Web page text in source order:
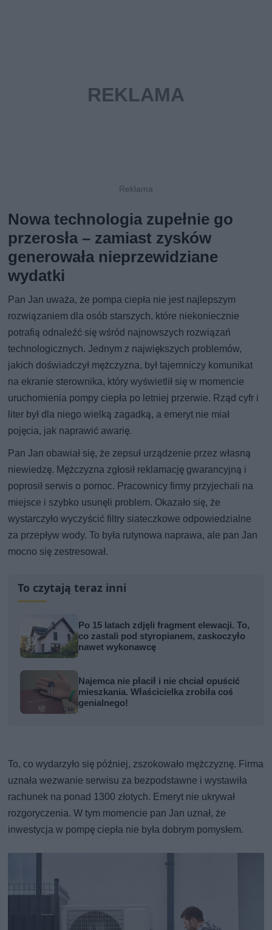
Nowa technologia zupełnie go
przerosła – zamiast zysków
generowała nieprzewidziane
wydatki
Pan Jan uważa, że pompa ciepła nie jest najlepszym
rozwiązaniem dla osób starszych, które niekoniecznie
potrafią odnaleźć się wśród najnowszych rozwiązań
technologicznych. Jednym z największych problemów,
jakich doświadczył mężczyzna, był tajemniczy komunikat
na ekranie sterownika, który wyświetlił się w momencie
uruchomienia pompy ciepła po letniej przerwie. Rząd cyfr i
liter był dla niego wielką zagadką, a emeryt nie miał
pojęcia, jak naprawić awarię.
Pan Jan obawiał się, że zepsuł urządzenie przez własną
niewiedzę. Mężczyzna zgłosił reklamację gwarancyjną i
poprosił serwis o pomoc. Pracownicy firmy przyjechali na
miejsce i szybko usunęli problem. Okazało się, że
wystarczyło wyczyścić filtry siateczkowe odpowiedzialne
za przepływ wody. To była rutynowa naprawa, ale pan Jan
mocno się zestresował.
To czytają teraz inni
Po 15 latach zdjęli fragment elewacji. To,
co zastali pod styropianem, zaskoczyło
nawet wykonawcę
Najemca nie płacił i nie chciał opuścić
mieszkania. Właścicielka zrobiła coś
genialnego!
To, co wydarzyło się później, zszokowało mężczyznę. Firma
uznała wezwanie serwisu za bezpodstawne i wystawiła
rachunek na ponad 1300 złotych. Emeryt nie ukrywał
rozgoryczenia. W tym momencie pan Jan uznał, że
inwestycja w pompę ciepła nie była dobrym pomysłem.